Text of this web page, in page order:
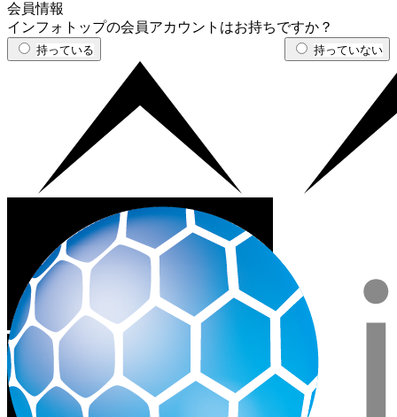
会員情報
インフォトップの会員アカウントはお持ちですか？
持っている 持っていない